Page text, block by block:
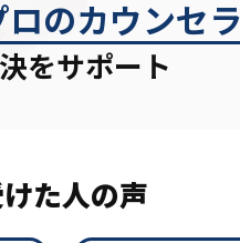
ロのカウンセ
をサポート
た人の声